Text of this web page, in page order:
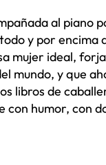
al piano
y por encima
mujer ideal,
mundo, y que
libros de
con humor, con